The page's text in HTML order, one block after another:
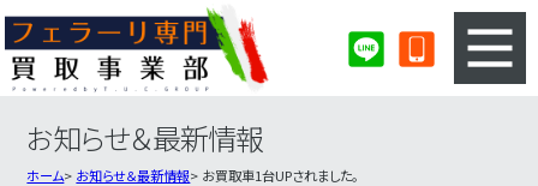
3ステップのカンタン査定
お知らせ＆最新情報
ホーム お知らせ＆最新情報 お買取車1台UPされました。